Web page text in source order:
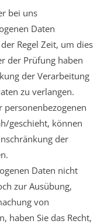
bei uns
Daten
Regel Zeit, um dies
der Prüfung haben
der Verarbeitung
zu verlangen.
personenbezogenen
geschieht, können
der
Daten nicht
zur Ausübung,
von
haben Sie das Recht,